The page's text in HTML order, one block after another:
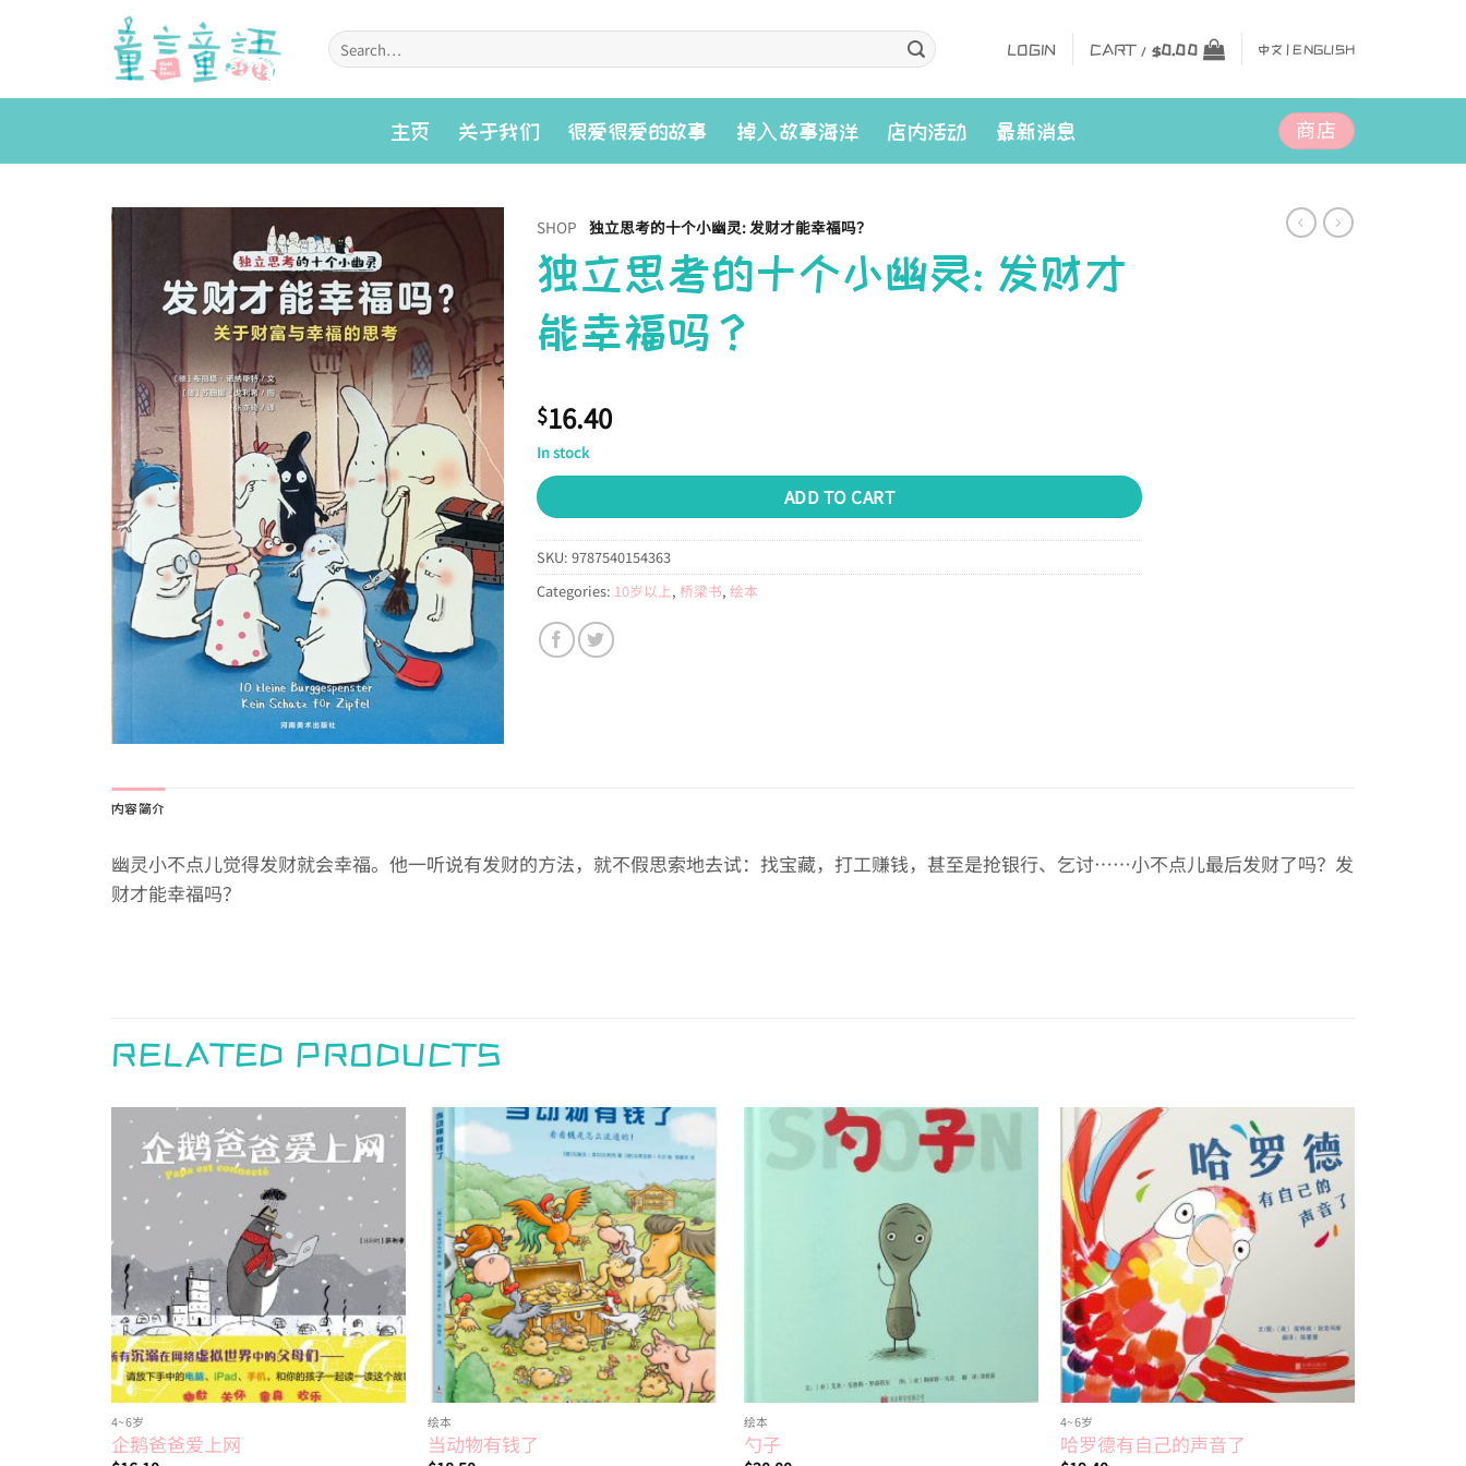
Search
for:
LOGIN CART / $0.00 中文 | ENGLISH
主页 关于我们 很爱很爱的故事 掉入故事海洋 店内活动 最新消息 商店
Add to
wishlist
SHOP 独立思考的十个小幽灵: 发财才能幸福吗？
独立思考的十个小幽灵: 发财才
能幸福吗？
$16.40
In stock
ADD TO CART
SKU: 9787540154363
Categories: 10岁以上, 桥梁书, 绘本
内容简介
幽灵小不点儿觉得发财就会幸福。他一听说有发财的方法，就不假思索地去试：找宝藏，打工赚钱，甚至是抢银行、乞讨……小不点儿最后发财了吗？发
财才能幸福吗？
RELATED PRODUCTS
Add to
wishlist
4~6岁
企鹅爸爸爱上网
wishlist
绘本
当动物有钱了
绘本
勺子
Add to
wishlist
4~6岁
哈罗德有自己的声音了